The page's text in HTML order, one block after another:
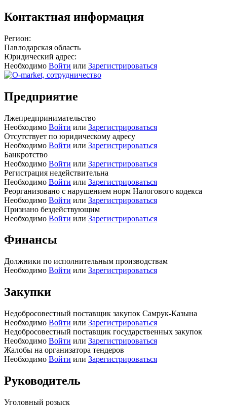
Контактная информация
Регион:
Павлодарская область
Юридический адрес:
Необходимо Войти или Зарегистрироваться
Предприятие
Лжепредпринимательство
Необходимо Войти или Зарегистрироваться
Отсутствует по юридическому адресу
Необходимо Войти или Зарегистрироваться
Банкротство
Необходимо Войти или Зарегистрироваться
Регистрация недействительна
Необходимо Войти или Зарегистрироваться
Реорганизовано с нарушением норм Налогового кодекса
Необходимо Войти или Зарегистрироваться
Признано бездействующим
Необходимо Войти или Зарегистрироваться
Финансы
Должники по исполнительным производствам
Необходимо Войти или Зарегистрироваться
Закупки
Недобросовестный поставщик закупок Самрук-Казына
Необходимо Войти или Зарегистрироваться
Недобросовестный поставщик государственных закупок
Необходимо Войти или Зарегистрироваться
Жалобы на организатора тендеров
Необходимо Войти или Зарегистрироваться
Руководитель
Уголовный розыск